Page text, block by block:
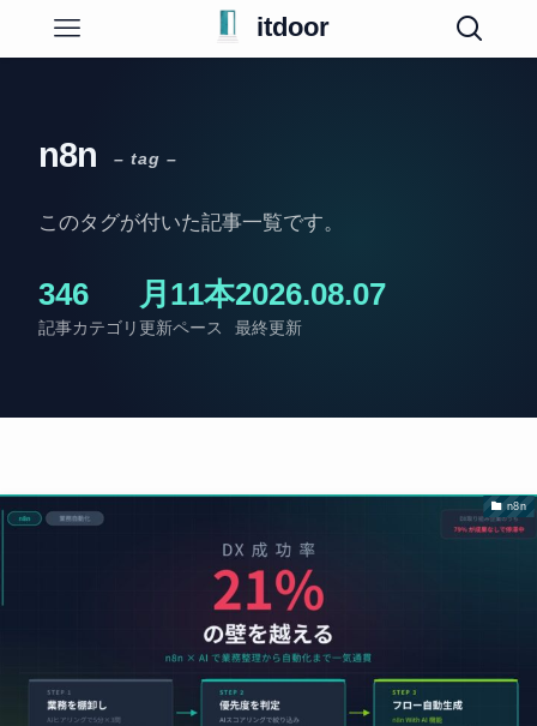
itdoor
n8n – tag –
このタグが付いた記事一覧です。
34
記事
6
カテゴリ
月11本
更新ペース
2026.08.07
最終更新
n8n